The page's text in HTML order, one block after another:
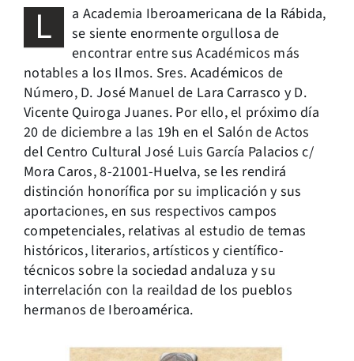
L
a Academia Iberoamericana de la Rábida,
se siente enormente orgullosa de
encontrar entre sus Académicos más
notables a los Ilmos. Sres. Académicos de
Número, D. José Manuel de Lara Carrasco y D.
Vicente Quiroga Juanes. Por ello, el próximo día
20 de diciembre a las 19h en el Salón de Actos
del Centro Cultural José Luis García Palacios c/
Mora Caros, 8-21001-Huelva, se les rendirá
distinción honorífica por su implicación y sus
aportaciones, en sus respectivos campos
competenciales, relativas al estudio de temas
históricos, literarios, artísticos y científico-
técnicos sobre la sociedad andaluza y su
interrelación con la reaildad de los pueblos
hermanos de Iberoamérica.